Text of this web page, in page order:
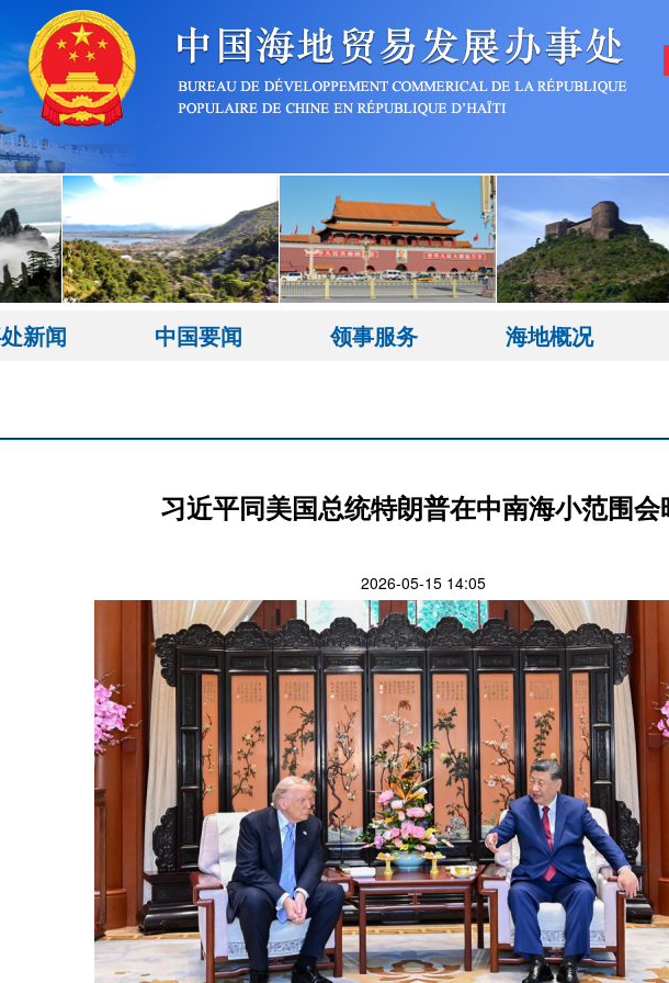
新闻 中国要闻 领事服务 海地概况
习近平同美国总统特朗普在中南海小范围会
2026-05-15 14:05